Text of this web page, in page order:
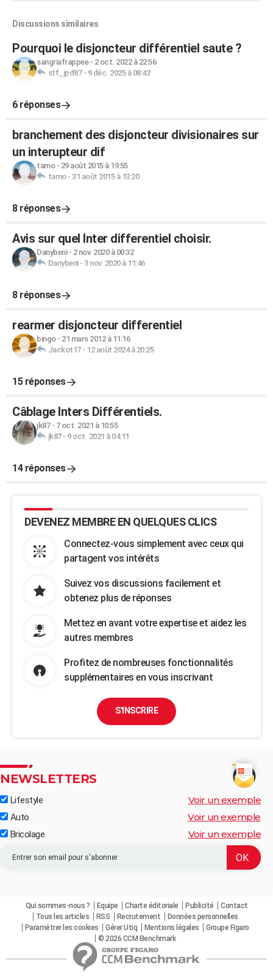
Discussions similaires
Pourquoi le disjoncteur différentiel saute ?
sangriafrappee- 2 oct. 2022 à 22:56
stf_jpd87- 9 déc. 2025 à 08:42
6 réponses
branchement des disjoncteur divisionaires sur
un interupteur dif
tamo- 29 août 2015 à 19:55
tamo- 31 août 2015 à 13:20
8 réponses
Avis sur quel Inter differentiel choisir.
Danybeni- 2 nov. 2020 à 00:32
Danybeni- 3 nov. 2020 à 11:46
8 réponses
rearmer disjoncteur differentiel
bingo- 21 mars 2012 à 11:16
Jackot17- 12 août 2024 à 20:25
15 réponses
Câblage Inters Différentiels.
jk87- 7 oct. 2021 à 10:55
jk87- 9 oct. 2021 à 04:11
14 réponses
DEVENEZ MEMBRE EN QUELQUES CLICS
Connectez-vous simplement avec ceux qui
partagent vos intérêts
Suivez vos discussions facilement et
obtenez plus de réponses
Mettez en avant votre expertise et aidez les
autres membres
Profitez de nombreuses fonctionnalités
supplémentaires en vous inscrivant
S'INSCRIRE
NEWSLETTERS
Lifestyle Voir un exemple
Auto Voir un exemple
Bricolage Voir un exemple
Qui sommes-nous ? Equipe Charte éditoriale Publicité
Contact
Tous les articles
RSS Recrutement
Données personnelles
Paramétrer les cookies
Gérer Utiq Mentions légales
Groupe Figaro
© 2026 CCM Benchmark